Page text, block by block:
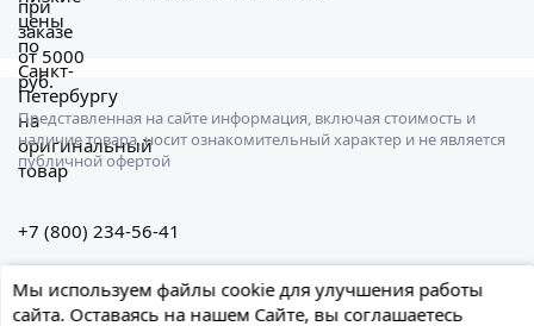
Представленная на сайте информация, включая стоимость и
наличие товара, носит ознакомительный характер и не является
публичной офертой
+7 (800) 234-56-41
Санкт-Петербург, Штурманская ул., 3
Мы используем файлы cookie для улучшения работы
сайта. Оставаясь на нашем Сайте, вы соглашаетесь